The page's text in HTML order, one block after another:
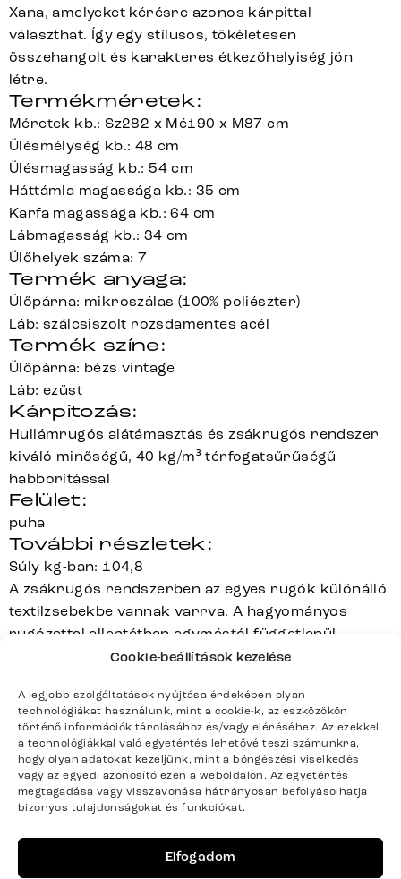
Cookie-beállítások kezelése
A legjobb szolgáltatások nyújtása érdekében olyan
technológiákat használunk, mint a cookie-k, az eszközökön
történő információk tárolásához és/vagy eléréséhez. Az ezekkel
a technológiákkal való egyetértés lehetővé teszi számunkra,
hogy olyan adatokat kezeljünk, mint a böngészési viselkedés
vagy az egyedi azonosító ezen a weboldalon. Az egyetértés
megtagadása vagy visszavonása hátrányosan befolyásolhatja
bizonyos tulajdonságokat és funkciókat.
Elfogadom
Xana, amelyeket kérésre azonos kárpittal
választhat. Így egy stílusos, tökéletesen
összehangolt és karakteres étkezőhelyiség jön
létre.
Termékméretek:
Méretek kb.: Sz282 x Mé190 x M87 cm
Ülésmélység kb.: 48 cm
Ülésmagasság kb.: 54 cm
Háttámla magassága kb.: 35 cm
Karfa magassága kb.: 64 cm
Lábmagasság kb.: 34 cm
Ülőhelyek száma: 7
Termék anyaga:
Ülőpárna: mikroszálas (100% poliészter)
Láb: szálcsiszolt rozsdamentes acél
Termék színe:
Ülőpárna: bézs vintage
Láb: ezüst
Kárpitozás:
Hullámrugós alátámasztás és zsákrugós rendszer
kiváló minőségű, 40 kg/m³ térfogatsűrűségű
habborítással
Felület:
puha
További részletek:
Súly kg-ban: 104,8
A zsákrugós rendszerben az egyes rugók különálló
textilzsebekbe vannak varrva. A hagyományos
rugózattal ellentétben egymástól függetlenül
működnek, és csak ott reagálnak, ahol tényleges
ülőalátámasztást eredményez, amely kíméli a
gerincet és érzékelhetően növeli a kényelmet. A
kárpitozás formastabil, 40 kg/m³ térfogatsűrűségű
habbal és kiváló nyomásállósággal rendelkezik –
tartós, kiváló minőségű és tökéletes a mindennapi
használathoz.